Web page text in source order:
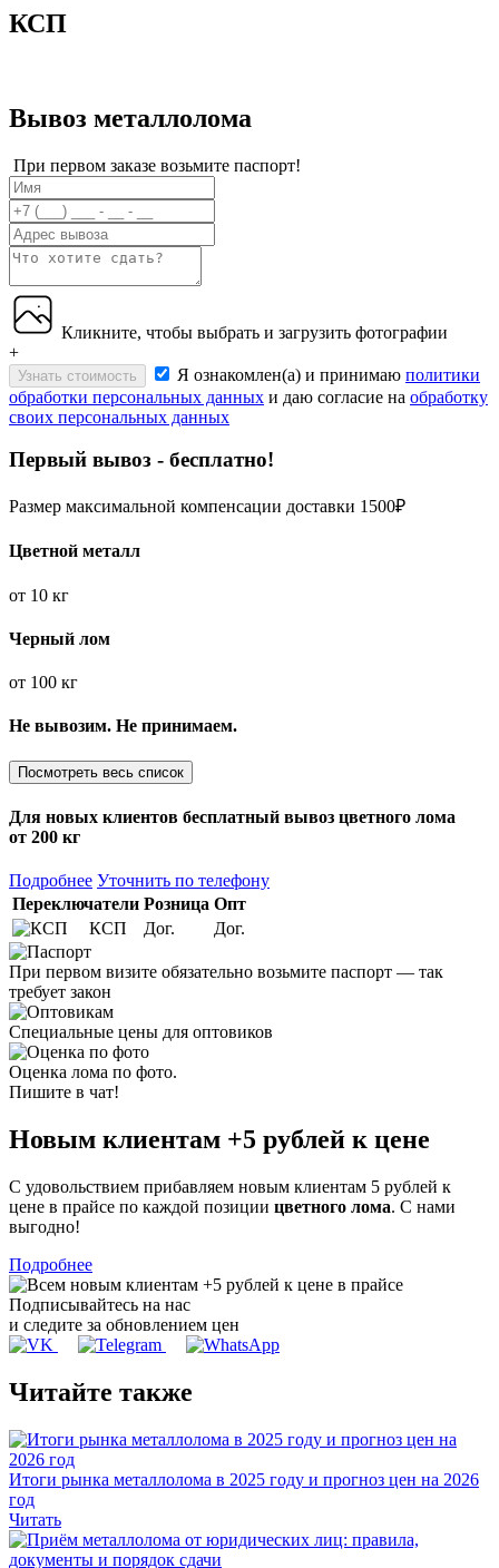
КСП
Вывоз металлолома
При первом заказе возьмите паспорт!
Кликните, чтобы выбрать и загрузить фотографии
+
Узнать стоимость Я ознакомлен(а) и принимаю политики
обработки персональных данных и даю согласие на обработку
своих персональных данных
Первый вывоз - бесплатно!
Размер максимальной компенсации доставки 1500₽
Цветной металл
от 10 кг
Черный лом
от 100 кг
Не вывозим. Не принимаем.
Посмотреть весь список
Для новых клиентов бесплатный вывоз цветного лома
от 200 кг
Подробнее Уточнить по телефону
Переключатели Розница Опт
КСП
Дог. Дог.
При первом визите обязательно возьмите паспорт — так
требует закон
Специальные цены для оптовиков
Оценка лома по фото.
Пишите в чат!
Новым клиентам +5 рублей к цене
С удовольствием прибавляем новым клиентам 5 рублей к
цене в прайсе по каждой позиции цветного лома. С нами
выгодно!
Подробнее
Подписывайтесь на нас
и следите за обновлением цен
Читайте также
Итоги рынка металлолома в 2025 году и прогноз цен на 2026
год
Читать